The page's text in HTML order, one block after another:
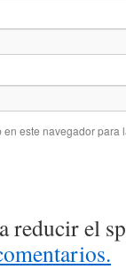
este navegador para
reducir el